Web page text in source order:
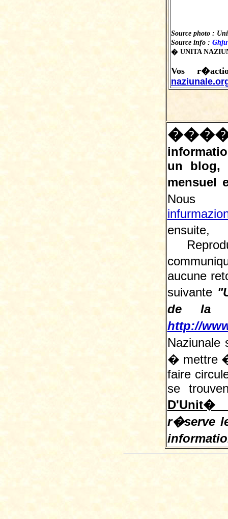
Source photo :
Source info :
� UNITA
Vos
un blog,
mensuel
Nous
ensuite,
aucune
suivante
de la
http://
� mettre
faire
se
D'Unit�
r�serve